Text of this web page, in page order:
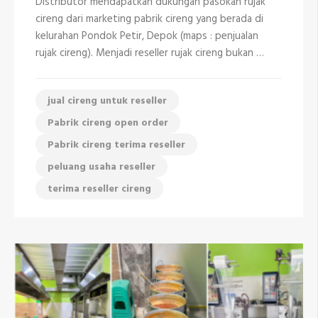
Depok
cireng dari marketing pabrik cireng yang berada di
kelurahan Pondok Petir, Depok (maps : penjualan
rujak cireng). Menjadi reseller rujak cireng bukan …
jual cireng untuk reseller
Pabrik cireng open order
Pabrik cireng terima reseller
peluang usaha reseller
terima reseller cireng